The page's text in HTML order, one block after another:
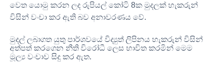
වෙත යොමු කරන ලද රුපියල් කෝටි 8ක මුදලක් හැකරුන්
විසින් වංචා කර ඇති බව අනාවරණය වේ.
මුදල් ලබාගත යුතු පාර්ශවයේ විද්‍යුත් ලිපිනය හැකරුන් විසින්
අත්පත් කරගෙන නීති විරෝධී ලෙස භාවිත කරමින් මෙම
මූල්‍ය වංචාව සිදු කර ඇත.